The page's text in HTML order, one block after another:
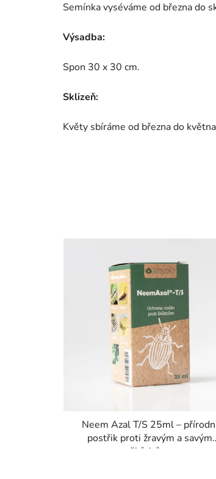
Semínka vyséváme od března do
Výsadba:
Spon 30 x 30 cm.
Sklizeň:
Květy sbíráme od března do
Neem Azal T/S 25ml –
postřik proti žravým a savým
škůdcům